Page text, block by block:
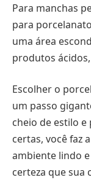
Para manchas
para
uma área
produtos
Escolher o
um passo
cheio de estilo
certas, você faz
ambiente lindo
certeza que sua